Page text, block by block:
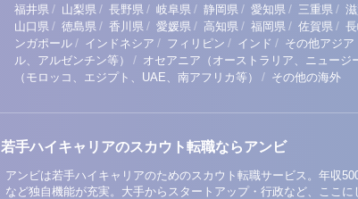
福井県 / 山梨県 / 長野県 / 岐阜県 / 静岡県 / 愛知県 / 三重県 /
山口県 / 徳島県 / 香川県 / 愛媛県 / 高知県 / 福岡県 / 佐賀県 /
ンガポール / インドネシア / フィリピン / インド / その他アジア
ル、アルゼンチン等）
/ オセアニア（オーストラリア、ニュージ
（モロッコ、エジプト、UAE、南アフリカ等）
/ その他の海外
若手ハイキャリアのスカウト転職ならアンビ
アンビは若手ハイキャリアのためのスカウト転職サービス。年収
など独自機能が充実。大手からスタートアップ・行政など、ここに